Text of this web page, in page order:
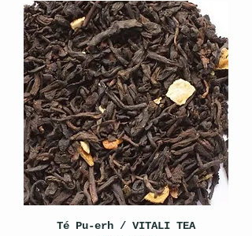
Té Pu-erh / VITALI TEA